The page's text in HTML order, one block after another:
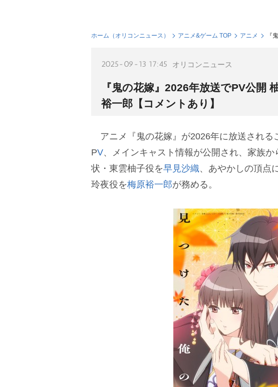
ホーム（オリコンニュース） アニメ&ゲーム TOP アニメ 『
2025-09-13 17:45 オリコンニュース
『鬼の花嫁』2026年放送でPV公開
裕一郎【コメントあり】
アニメ『鬼の花嫁』が2026年に放送される
PV、メインキャスト情報が公開され、家族か
状・東雲柚子役を早見沙織、あやかしの頂点
玲夜役を梅原裕一郎が務める。